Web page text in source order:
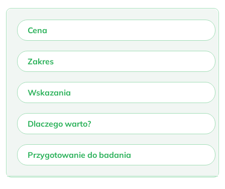
Cena
Zakres
Wskazania
Dlaczego warto?
Przygotowanie do badania